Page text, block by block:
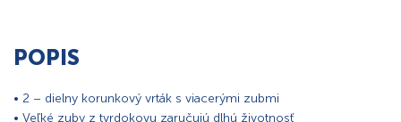
POPIS
• 2 – dielny korunkový vrták s viacerými zubmi
• Veľké zuby z tvrdokovu zaručujú dlhú životnosť